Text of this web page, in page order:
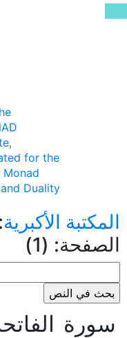
for the
Monad
Duality
المكتبة الأكبرية:
الصفحة: (1)
سورة